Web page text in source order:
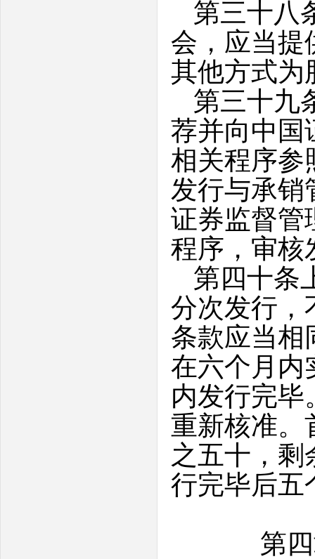
第三十八
会，应当提
其他方式为
第三十九
荐并向中国
相关程序参
发行与承销
证券监督管
程序，审核
第四十条
分次发行，
条款应当相
在六个月内
内发行完毕
重新核准。
之五十，
行完毕后五
第